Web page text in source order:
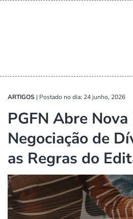
ARTIGOS | Postado no dia: 24 junho, 2026
PGFN Abre
Negociação de
as Regras do